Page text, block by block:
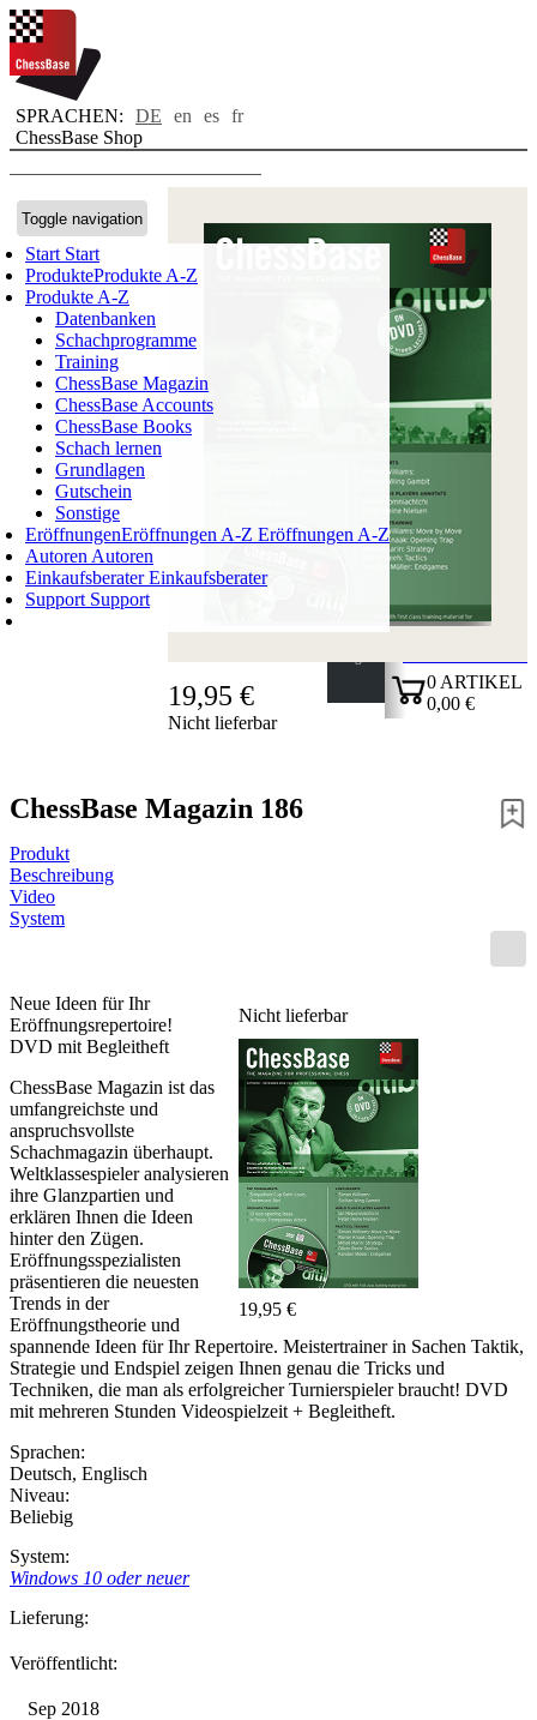
SPRACHEN: DE en es fr
ChessBase Shop
Toggle navigation
Start Start
ProdukteProdukte A-Z
Produkte A-Z
Datenbanken
Schachprogramme
Training
ChessBase Magazin
ChessBase Accounts
ChessBase Books
Schach lernen
Grundlagen
Gutschein
Sonstige
EröffnungenEröffnungen A-Z Eröffnungen A-Z
Autoren Autoren
EinkaufsberaterEinkaufsberater
Support Support
0 ARTIKEL
0,00 €
19,95 €
Nicht lieferbar
ChessBase Magazin 186
Produkt
Beschreibung
Video
System
Nicht lieferbar
19,95 €
Neue Ideen für Ihr
Eröffnungsrepertoire!
DVD mit Begleitheft
ChessBase Magazin ist das
umfangreichste und
anspruchsvollste
Schachmagazin überhaupt.
Weltklassespieler analysieren
ihre Glanzpartien und
erklären Ihnen die Ideen
hinter den Zügen.
Eröffnungsspezialisten
präsentieren die neuesten
Trends in der
Eröffnungstheorie und
spannende Ideen für Ihr Repertoire. Meistertrainer in Sachen Taktik,
Strategie und Endspiel zeigen Ihnen genau die Tricks und
Techniken, die man als erfolgreicher Turnierspieler braucht! DVD
mit mehreren Stunden Videospielzeit + Begleitheft.
Sprachen:
Deutsch, Englisch
Niveau:
Beliebig
System:
Windows 10 oder neuer
Lieferung:
Veröffentlicht:
Sep 2018